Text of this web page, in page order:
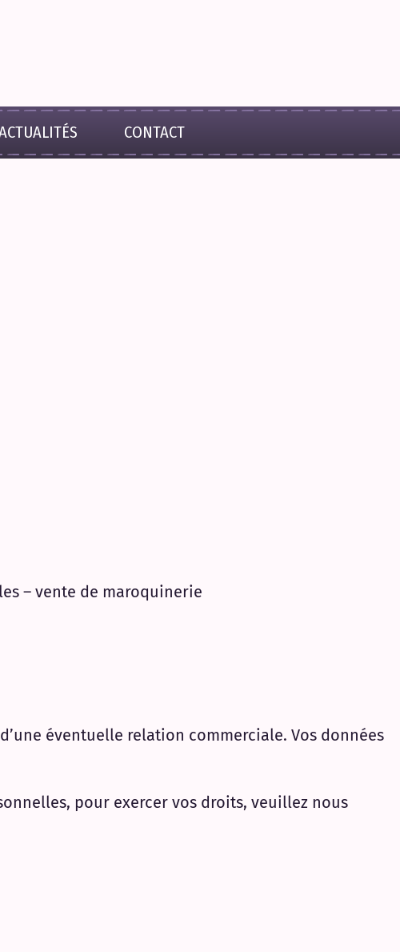
CONTACT
– vente de maroquinerie
éventuelle relation commerciale. Vos données
pour exercer vos droits, veuillez nous